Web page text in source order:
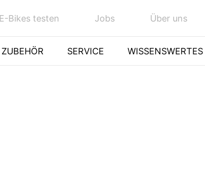
E-Bikes testen Jobs Über uns
ZUBEHÖR SERVICE WISSENSWERTES